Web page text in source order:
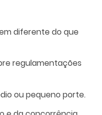
diferente do que
regulamentações
ou pequeno porte.